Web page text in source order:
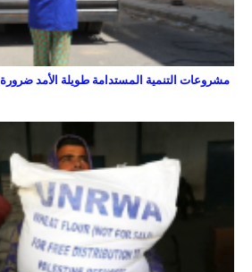
مشروعات التنمية المستدامة طويلة الأمد